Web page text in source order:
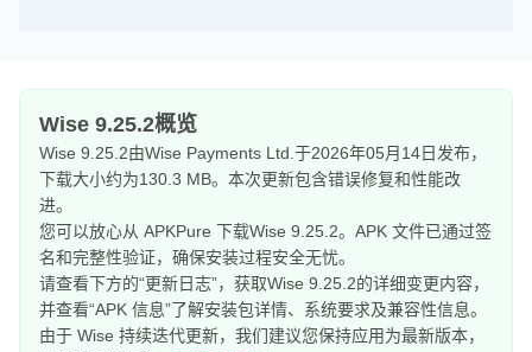
Wise 9.25.2概览
Wise 9.25.2由Wise Payments Ltd.于2026年05月14日发布，
下载大小约为130.3 MB。本次更新包含错误修复和性能改
进。
您可以放心从 APKPure 下载Wise 9.25.2。APK 文件已通过签
名和完整性验证，确保安装过程安全无忧。
请查看下方的“更新日志”，获取Wise 9.25.2的详细变更内容，
并查看“APK 信息”了解安装包详情、系统要求及兼容性信息。
由于 Wise 持续迭代更新，我们建议您保持应用为最新版本，